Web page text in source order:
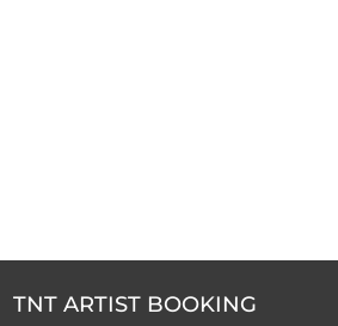
TNT ARTIST BOOKING